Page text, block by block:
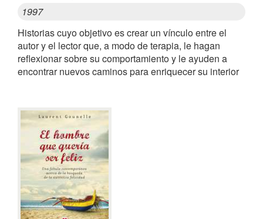
1997
Historias cuyo objetivo es crear un vínculo entre el
autor y el lector que, a modo de terapia, le hagan
reflexionar sobre su comportamiento y le ayuden a
encontrar nuevos caminos para enriquecer su interior